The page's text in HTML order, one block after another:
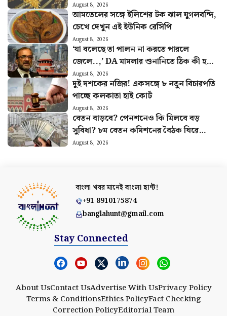
August 8, 2026
আমতেলের সঙ্গে ইলিশের টক ঝাল যুগলবন্দি,
চেখে দেখুন এই ইউনিক রেসিপি
August 8, 2026
‘যা বলেছে তা পালন না করতে পারলে
জেলে..,’ DA মামলার শুনানিতে ঠিক কী হল?
জানালেন আইনজীবী বিকাশ রঞ্জন
August 8, 2026
দুই দশকের নজির! একসঙ্গে ৮ নতুন বিচারপতি
পাচ্ছে কলকাতা হাই কোর্ট
August 8, 2026
বেতন বাড়বে? পেনশনেও কি মিলবে বড়
সুবিধা? ৮ম বেতন কমিশনের বৈঠক ঘিরে
বাড়ছে আশা
August 8, 2026
বাংলা খবর মানেইবাংলা হান্ট!
+91 8910175874
banglahunt@gmail.com
Stay Connected
About UsContact UsAdvertise With UsPrivacy Policy
Terms & ConditionsEthics PolicyFact Checking
Correction PolicyEditorial Team